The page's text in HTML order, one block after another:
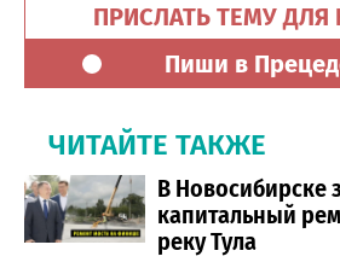
ПРИСЛАТЬ ТЕМУ ДЛЯ
Пиши в
ЧИТАЙТЕ ТАКЖЕ
В Новосибирске
капитальный
реку Тула